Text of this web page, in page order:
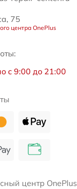
75
центра OnePlus
с 9:00 до 21:00
центр OnePlus